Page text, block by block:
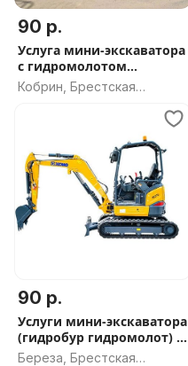
90 р.
Услуга мини-экскаватора
с гидромолотом
гидробуром В КОБРИНЕ
Кобрин, Брестская
90 р.
Услуги мини-экскаватора
(гидробур гидромолот) в
БЕРЁЗЕ
Береза, Брестская